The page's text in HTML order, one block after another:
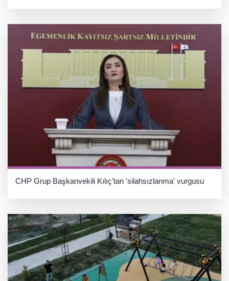
CHP Grup Başkanvekili Kılıç’tan 'silahsızlanma' vurgusu